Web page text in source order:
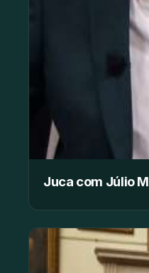
Juca com Júlio